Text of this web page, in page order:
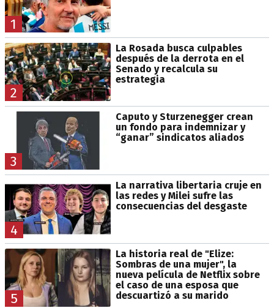
1
2
La Rosada busca culpables
después de la derrota en el
Senado y recalcula su
estrategia
3
Caputo y Sturzenegger crean
un fondo para indemnizar y
“ganar” sindicatos aliados
4
La narrativa libertaria cruje en
las redes y Milei sufre las
consecuencias del desgaste
5
La historia real de "Elize:
Sombras de una mujer", la
nueva película de Netflix sobre
el caso de una esposa que
descuartizó a su marido